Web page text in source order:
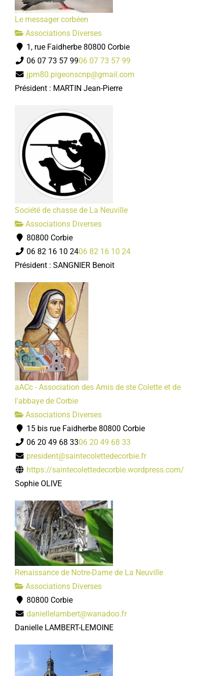
Le messager corbéen
Associations Diverses
1, rue Faidherbe 80800 Corbie
06 07 73 57 9906 07 73 57 99
jpm80.pigeonscnp@gmail.com
Président : MARTIN Jean-Pierre
Société de chasse de La Neuville
Associations Diverses
80800 Corbie
06 82 16 10 2406 82 16 10 24
Président : SANGNIER Benoit
aACc - Association des Amis de ste Colette et de
l'abbaye de Corbie
Associations Diverses
15 bis rue Faidherbe 80800 Corbie
06 20 49 68 3306 20 49 68 33
president@saintecolettedecorbie.fr
https://saintecolettedecorbie.wordpress.com/
Sophie OLIVE
Renaissance de Notre-Dame de La Neuville
Associations Diverses
80800 Corbie
daniellelambert@wanadoo.fr
Danielle LAMBERT-LEMOINE